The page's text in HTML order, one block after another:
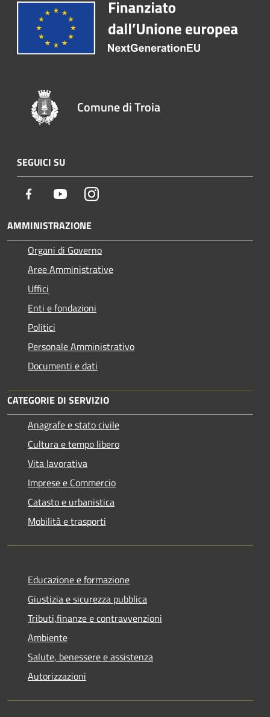
Comune di Troia
SEGUICI SU
Facebook YoutubeInstagram
AMMINISTRAZIONE
Organi di Governo
Aree Amministrative
Uffici
Enti e fondazioni
Politici
Personale Amministrativo
Documenti e dati
CATEGORIE DI SERVIZIO
Anagrafe e stato civile
Cultura e tempo libero
Vita lavorativa
Imprese e Commercio
Catasto e urbanistica
Mobilità e trasporti
Educazione e formazione
Giustizia e sicurezza pubblica
Tributi,finanze e contravvenzioni
Ambiente
Salute, benessere e assistenza
Autorizzazioni